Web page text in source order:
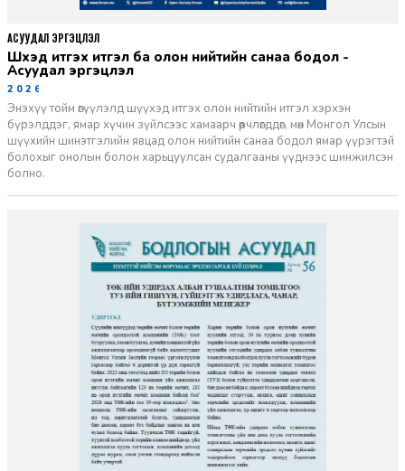
Шүүхэд итгэх итгэл ба олон нийтийн санаа бодол -
Асуудал эргэцүүлэл
2026-06-11
Энэхүү тойм өгүүлэлд шүүхэд итгэх олон нийтийн итгэл хэрхэн
бүрэлддэг, ямар хүчин зүйлсээс хамаарч өөрчлөгддөг, мөн Монгол Улсын
шүүхийн шинэтгэлийн явцад олон нийтийн санаа бодол ямар үүрэгтэй
болохыг онолын болон харьцуулсан судалгааны үүднээс шинжилсэн
болно.
АСУУДАЛ ЭРГЭЦҮҮЛЭЛ